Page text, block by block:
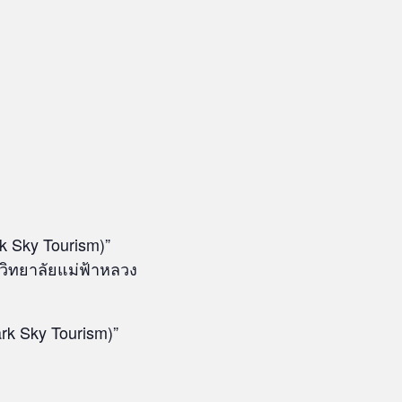
Tourism)”
ทยาลัยแม่ฟ้าหลวง
Sky Tourism)”